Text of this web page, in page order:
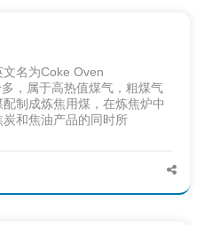
名为Coke Oven
，属于高热值煤气，粗煤气
制成炼焦用煤，在炼焦炉中
和焦油产品的同时所